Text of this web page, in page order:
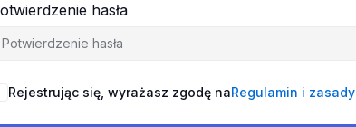
hasła
Rejestrując się, wyrażasz zgodę naRegulamin i zasady